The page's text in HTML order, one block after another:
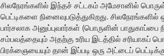
சிலநேரங்களில் இந்தச் சட்டகம் அமேசானில்
பெட்டிகளை நினைவுபடுத்துகிறது. சிலநேரங்களில்
பார்சலாக அனுப்புவார்கள் (பொருளின் பாதுகாப்பை
சம்பவத்தையும் அதற்கு உரிய இடத்தில் சரியாகப்
பிரக்ஞையையும் தான் இப்படி ஒரு அட்டைப்